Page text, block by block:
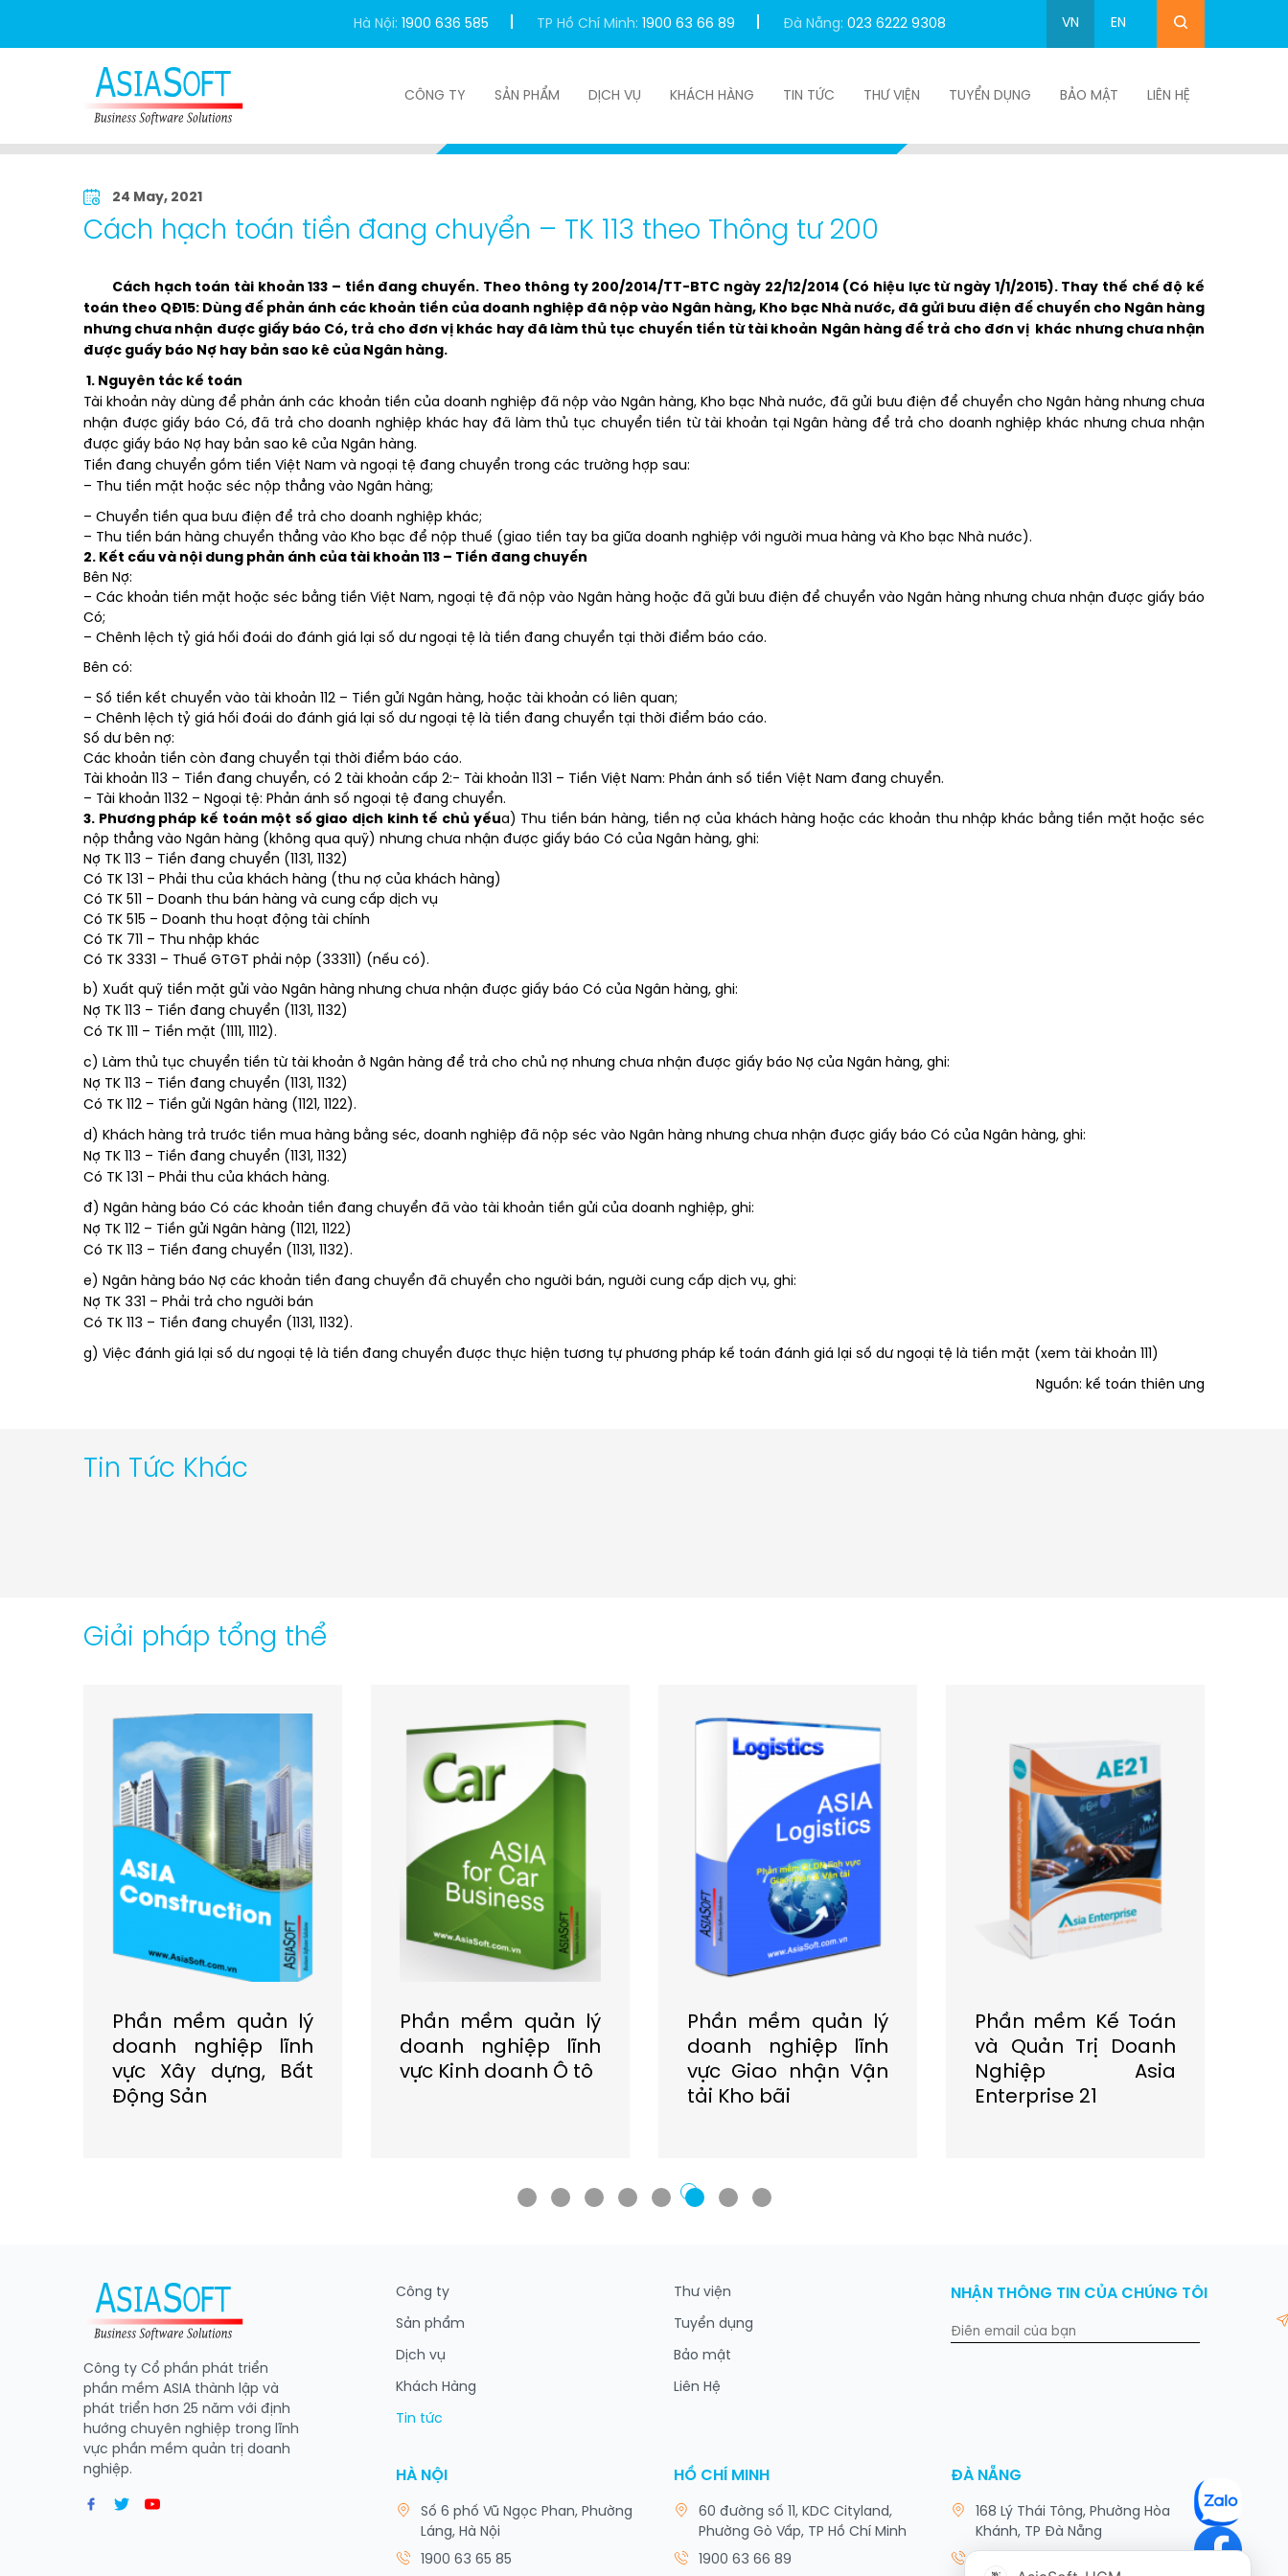
Hà Nội: 1900 636 585 TP Hồ Chí Minh: 1900 63 66 89 Đà Nẵng: 023 6222 9308 VN EN
CÔNG TY SẢN PHẨM DỊCH VỤ KHÁCH HÀNG TIN TỨC THƯ VIỆN TUYỂN DỤNG BẢO MẬT LIÊN HỆ
24 May, 2021
Cách hạch toán tiền đang chuyển – TK 113 theo Thông tư 200
Cách hạch toán tài khoản 133 – tiền đang chuyển. Theo thông ty 200/2014/TT-BTC ngày 22/12/2014 (Có hiệu lực từ ngày 1/1/2015). Thay thế chế độ kế
toán theo QĐ15: Dùng để phản ánh các khoản tiền của doanh nghiệp đã nộp vào Ngân hàng, Kho bạc Nhà nước, đã gửi bưu điện để chuyển cho Ngân hàng
nhưng chưa nhận được giấy báo Có, trả cho đơn vị khác hay đã làm thủ tục chuyển tiền từ tài khoản Ngân hàng để trả cho đơn vị khác nhưng chưa nhận
được guấy báo Nợ hay bản sao kê của Ngân hàng.
1. Nguyên tắc kế toán
Tài khoản này dùng để phản ánh các khoản tiền của doanh nghiệp đã nộp vào Ngân hàng, Kho bạc Nhà nước, đã gửi bưu điện để chuyển cho Ngân hàng nhưng chưa
nhận được giấy báo Có, đã trả cho doanh nghiệp khác hay đã làm thủ tục chuyển tiền từ tài khoản tại Ngân hàng để trả cho doanh nghiệp khác nhưng chưa nhận
được giấy báo Nợ hay bản sao kê của Ngân hàng.
Tiền đang chuyển gồm tiền Việt Nam và ngoại tệ đang chuyển trong các trường hợp sau:
– Thu tiền mặt hoặc séc nộp thẳng vào Ngân hàng;
– Chuyển tiền qua bưu điện để trả cho doanh nghiệp khác;
– Thu tiền bán hàng chuyển thẳng vào Kho bạc để nộp thuế (giao tiền tay ba giữa doanh nghiệp với người mua hàng và Kho bạc Nhà nước).
2. Kết cấu và nội dung phản ánh của tài khoản 113 – Tiền đang chuyển
Bên Nợ:
– Các khoản tiền mặt hoặc séc bằng tiền Việt Nam, ngoại tệ đã nộp vào Ngân hàng hoặc đã gửi bưu điện để chuyển vào Ngân hàng nhưng chưa nhận được giấy báo
Có;
– Chênh lệch tỷ giá hối đoái do đánh giá lại số dư ngoại tệ là tiền đang chuyển tại thời điểm báo cáo.
Bên có:
– Số tiền kết chuyển vào tài khoản 112 – Tiền gửi Ngân hàng, hoặc tài khoản có liên quan;
– Chênh lệch tỷ giá hối đoái do đánh giá lại số dư ngoại tệ là tiền đang chuyển tại thời điểm báo cáo.
Số dư bên nợ:
Các khoản tiền còn đang chuyển tại thời điểm báo cáo.
Tài khoản 113 – Tiền đang chuyển, có 2 tài khoản cấp 2:- Tài khoản 1131 – Tiền Việt Nam: Phản ánh số tiền Việt Nam đang chuyển.
– Tài khoản 1132 – Ngoại tệ: Phản ánh số ngoại tệ đang chuyển.
3. Phương pháp kế toán một số giao dịch kinh tế chủ yếua) Thu tiền bán hàng, tiền nợ của khách hàng hoặc các khoản thu nhập khác bằng tiền mặt hoặc séc
nộp thẳng vào Ngân hàng (không qua quỹ) nhưng chưa nhận được giấy báo Có của Ngân hàng, ghi:
Nợ TK 113 – Tiền đang chuyển (1131, 1132)
Có TK 131 – Phải thu của khách hàng (thu nợ của khách hàng)
Có TK 511 – Doanh thu bán hàng và cung cấp dịch vụ
Có TK 515 – Doanh thu hoạt động tài chính
Có TK 711 – Thu nhập khác
Có TK 3331 – Thuế GTGT phải nộp (33311) (nếu có).
b) Xuất quỹ tiền mặt gửi vào Ngân hàng nhưng chưa nhận được giấy báo Có của Ngân hàng, ghi:
Nợ TK 113 – Tiền đang chuyển (1131, 1132)
Có TK 111 – Tiền mặt (1111, 1112).
c) Làm thủ tục chuyển tiền từ tài khoản ở Ngân hàng để trả cho chủ nợ nhưng chưa nhận được giấy báo Nợ của Ngân hàng, ghi:
Nợ TK 113 – Tiền đang chuyển (1131, 1132)
Có TK 112 – Tiền gửi Ngân hàng (1121, 1122).
d) Khách hàng trả trước tiền mua hàng bằng séc, doanh nghiệp đã nộp séc vào Ngân hàng nhưng chưa nhận được giấy báo Có của Ngân hàng, ghi:
Nợ TK 113 – Tiền đang chuyển (1131, 1132)
Có TK 131 – Phải thu của khách hàng.
đ) Ngân hàng báo Có các khoản tiền đang chuyển đã vào tài khoản tiền gửi của doanh nghiệp, ghi:
Nợ TK 112 – Tiền gửi Ngân hàng (1121, 1122)
Có TK 113 – Tiền đang chuyển (1131, 1132).
e) Ngân hàng báo Nợ các khoản tiền đang chuyển đã chuyển cho người bán, người cung cấp dịch vụ, ghi:
Nợ TK 331 – Phải trả cho người bán
Có TK 113 – Tiền đang chuyển (1131, 1132).
g) Việc đánh giá lại số dư ngoại tệ là tiền đang chuyển được thực hiện tương tự phương pháp kế toán đánh giá lại số dư ngoại tệ là tiền mặt (xem tài khoản 111)
Nguồn: kế toán thiên ưng
Tin Tức Khác
Giải pháp tổng thể
Phần mềm quản lý
doanh nghiệp lĩnh
vực Xây dựng, Bất
Động Sản
Phần mềm quản lý
doanh nghiệp lĩnh
vực Kinh doanh Ô tô
Phần mềm quản lý
doanh nghiệp lĩnh
vực Giao nhận Vận
tải Kho bãi
Phần mềm Kế Toán
và Quản Trị Doanh
Nghiệp Asia
Enterprise 21
Công ty Cổ phần phát triển
phần mềm ASIA thành lập và
phát triển hơn 25 năm với định
hướng chuyên nghiệp trong lĩnh
vực phần mềm quản trị doanh
nghiệp.
Công ty
Sản phẩm
Dịch vụ
Khách Hàng
Tin tức
Thư viện
Tuyển dụng
Bảo mật
Liên Hệ
NHẬN THÔNG TIN CỦA CHÚNG TÔI
HÀ NỘI
Số 6 phố Vũ Ngọc Phan, Phường
Láng, Hà Nội
1900 63 65 85
HỒ CHÍ MINH
60 đường số 11, KDC Cityland,
Phường Gò Vấp, TP Hồ Chí Minh
1900 63 66 89
ĐÀ NẴNG
168 Lý Thái Tông, Phường Hòa
Khánh, TP Đà Nẵng